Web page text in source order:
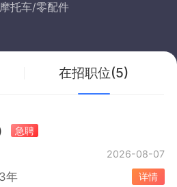
托车/零配件
在招职位(5)
急聘
2026-08-07
年 详情